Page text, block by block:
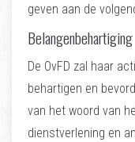
geven aan de
Belangenbehartiging
De OvFD zal haar
behartigen en
van het woord van
dienstverlening en